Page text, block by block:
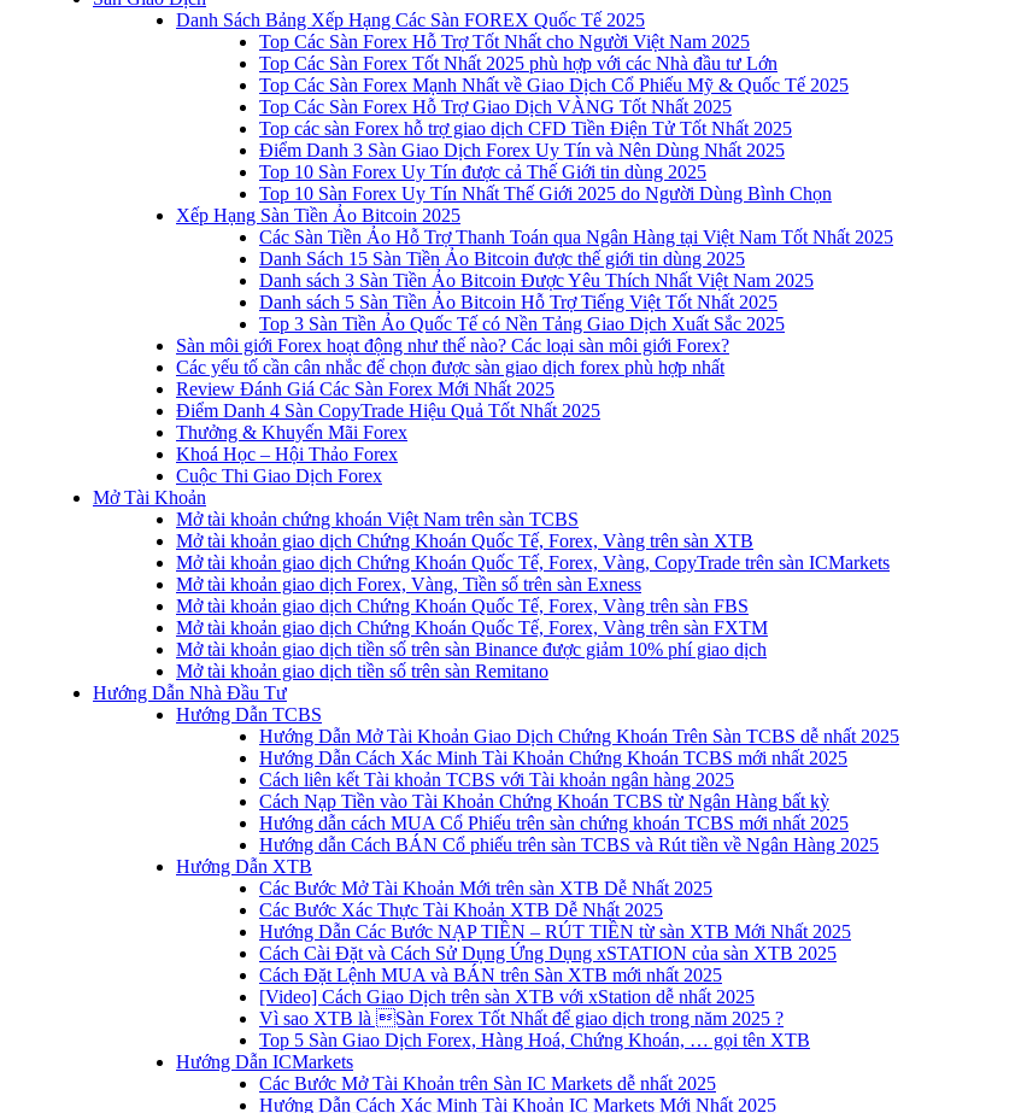
Danh Sách Bảng Xếp Hạng Các Sàn FOREX Quốc Tế 2025
Top Các Sàn Forex Hỗ Trợ Tốt Nhất cho Người Việt Nam 2025
Top Các Sàn Forex Tốt Nhất 2025 phù hợp với các Nhà đầu tư Lớn
Top Các Sàn Forex Mạnh Nhất về Giao Dịch Cổ Phiếu Mỹ & Quốc Tế 2025
Top Các Sàn Forex Hỗ Trợ Giao Dịch VÀNG Tốt Nhất 2025
Top các sàn Forex hỗ trợ giao dịch CFD Tiền Điện Tử Tốt Nhất 2025
Điểm Danh 3 Sàn Giao Dịch Forex Uy Tín và Nên Dùng Nhất 2025
Top 10 Sàn Forex Uy Tín được cả Thế Giới tin dùng 2025
Top 10 Sàn Forex Uy Tín Nhất Thế Giới 2025 do Người Dùng Bình Chọn
Xếp Hạng Sàn Tiền Ảo Bitcoin 2025
Các Sàn Tiền Ảo Hỗ Trợ Thanh Toán qua Ngân Hàng tại Việt Nam Tốt Nhất 2025
Danh Sách 15 Sàn Tiền Ảo Bitcoin được thế giới tin dùng 2025
Danh sách 3 Sàn Tiền Ảo Bitcoin Được Yêu Thích Nhất Việt Nam 2025
Danh sách 5 Sàn Tiền Ảo Bitcoin Hỗ Trợ Tiếng Việt Tốt Nhất 2025
Top 3 Sàn Tiền Ảo Quốc Tế có Nền Tảng Giao Dịch Xuất Sắc 2025
Sàn môi giới Forex hoạt động như thế nào? Các loại sàn môi giới Forex?
Các yếu tố cần cân nhắc để chọn được sàn giao dịch forex phù hợp nhất
Review Đánh Giá Các Sàn Forex Mới Nhất 2025
Điểm Danh 4 Sàn CopyTrade Hiệu Quả Tốt Nhất 2025
Thưởng & Khuyến Mãi Forex
Khoá Học – Hội Thảo Forex
Cuộc Thi Giao Dịch Forex
Mở Tài Khoản
Mở tài khoản chứng khoán Việt Nam trên sàn TCBS
Mở tài khoản giao dịch Chứng Khoán Quốc Tế, Forex, Vàng trên sàn XTB
Mở tài khoản giao dịch Chứng Khoán Quốc Tế, Forex, Vàng, CopyTrade trên sàn ICMarkets
Mở tài khoản giao dịch Forex, Vàng, Tiền số trên sàn Exness
Mở tài khoản giao dịch Chứng Khoán Quốc Tế, Forex, Vàng trên sàn FBS
Mở tài khoản giao dịch Chứng Khoán Quốc Tế, Forex, Vàng trên sàn FXTM
Mở tài khoản giao dịch tiền số trên sàn Binance được giảm 10% phí giao dịch
Mở tài khoản giao dịch tiền số trên sàn Remitano
Hướng Dẫn Nhà Đầu Tư
Hướng Dẫn TCBS
Hướng Dẫn Mở Tài Khoản Giao Dịch Chứng Khoán Trên Sàn TCBS dễ nhất 2025
Hướng Dẫn Cách Xác Minh Tài Khoản Chứng Khoán TCBS mới nhất 2025
Cách liên kết Tài khoản TCBS với Tài khoản ngân hàng 2025
Cách Nạp Tiền vào Tài Khoản Chứng Khoán TCBS từ Ngân Hàng bất kỳ
Hướng dẫn cách MUA Cổ Phiếu trên sàn chứng khoán TCBS mới nhất 2025
Hướng dẫn Cách BÁN Cổ phiếu trên sàn TCBS và Rút tiền về Ngân Hàng 2025
Hướng Dẫn XTB
Các Bước Mở Tài Khoản Mới trên sàn XTB Dễ Nhất 2025
Các Bước Xác Thực Tài Khoản XTB Dễ Nhất 2025
Hướng Dẫn Các Bước NẠP TIỀN – RÚT TIỀN từ sàn XTB Mới Nhất 2025
Cách Cài Đặt và Cách Sử Dụng Ứng Dụng xSTATION của sàn XTB 2025
Cách Đặt Lệnh MUA và BÁN trên Sàn XTB mới nhất 2025
[Video] Cách Giao Dịch trên sàn XTB với xStation dễ nhất 2025
Vì sao XTB là Sàn Forex Tốt Nhất để giao dịch trong năm 2025 ?
Top 5 Sàn Giao Dịch Forex, Hàng Hoá, Chứng Khoán, … gọi tên XTB
Hướng Dẫn ICMarkets
Các Bước Mở Tài Khoản trên Sàn IC Markets dễ nhất 2025
Hướng Dẫn Cách Xác Minh Tài Khoản IC Markets Mới Nhất 2025